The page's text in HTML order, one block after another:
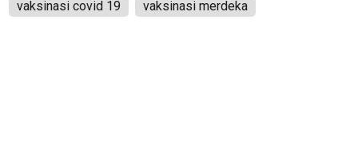
vaksinasi covid 19 vaksinasi merdeka
Kami